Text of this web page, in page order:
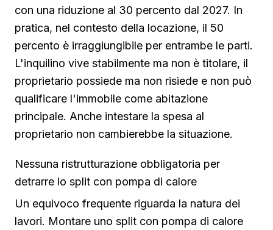
con una riduzione al 30 percento dal 2027. In
pratica, nel contesto della locazione, il 50
percento è irraggiungibile per entrambe le parti.
L'inquilino vive stabilmente ma non è titolare, il
proprietario possiede ma non risiede e non può
qualificare l'immobile come abitazione
principale. Anche intestare la spesa al
proprietario non cambierebbe la situazione.
Nessuna ristrutturazione obbligatoria per
detrarre lo split con pompa di calore
Un equivoco frequente riguarda la natura dei
lavori. Montare uno split con pompa di calore